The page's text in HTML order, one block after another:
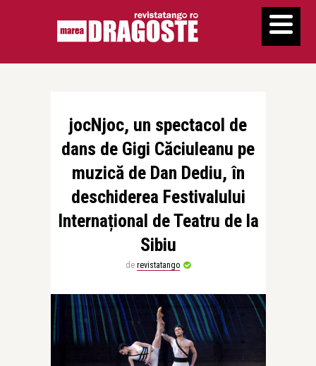
jocNjoc, un spectacol de
dans de Gigi Căciuleanu pe
muzică de Dan Dediu, în
deschiderea Festivalului
Internațional de Teatru de la
Sibiu
de revistatango